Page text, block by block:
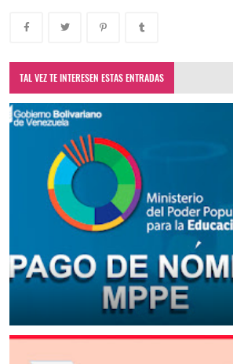
TAL VEZ TE INTERESEN ESTAS ENTRADAS
Pago de Quincena MPPE Marzo 2025
October 3, 2023